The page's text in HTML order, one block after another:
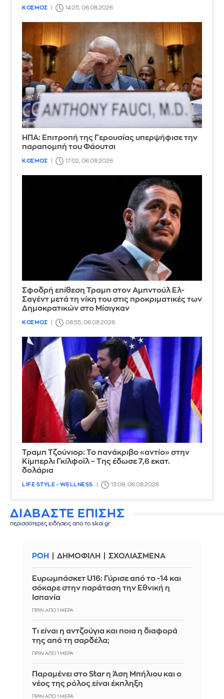
ΚΟΣΜΟΣ 14:25, 06.08.2026
ΗΠΑ: Επιτροπή της Γερουσίας υπερψήφισε την
παραπομπή του Φάουτσι
ΚΟΣΜΟΣ 17:02, 06.08.2026
Σφοδρή επίθεση Τραμπ στον Αμπντούλ Ελ-
Σαγέντ μετά τη νίκη του στις προκριματικές των
Δημοκρατικών στο Μίσιγκαν
ΚΟΣΜΟΣ 08:55, 06.08.2026
Τραμπ Τζούνιορ: Το πανάκριβο «αντίο» στην
Κίμπερλι Γκίλφοϊλ – Της έδωσε 7,6 εκατ.
δολάρια
LIFE STYLE - WELLNESS 13:09, 06.08.2026
ΔΙΑΒΑΣΤΕ ΕΠΙΣΗΣ
περισσότερες ειδήσεις από το skai.gr
ΡΟΗ ΔΗΜΟΦΙΛΗ ΣΧΟΛΙΑΣΜΕΝΑ
Ευρωμπάσκετ U16: Γύρισε από το -14 και
σόκαρε στην παράταση την Εθνική η
Ισπανία
ΠΡΙΝ ΑΠΌ 1 ΜΈΡΑ
Τι είναι η αντζούγια και ποια η διαφορά
της από τη σαρδέλα;
ΠΡΙΝ ΑΠΌ 1 ΜΈΡΑ
Παραμένει στο Star η Άση Μπήλιου και ο
νέος της ρόλος είναι έκπληξη
ΠΡΙΝ ΑΠΌ 1 ΜΈΡΑ